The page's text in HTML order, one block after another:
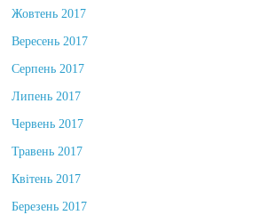
Жовтень 2017
Вересень 2017
Серпень 2017
Липень 2017
Червень 2017
Травень 2017
Квітень 2017
Березень 2017